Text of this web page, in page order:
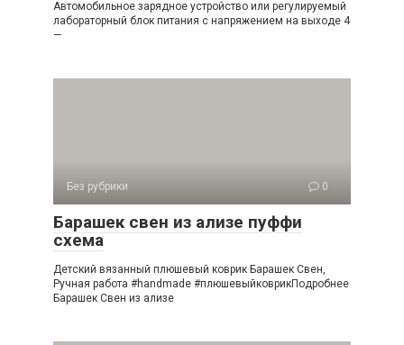
Автомобильное зарядное устройство или регулируемый
лабораторный блок питания с напряжением на выходе 4
—
Без рубрики 0
Барашек свен из ализе пуффи
схема
Детский вязанный плюшевый коврик Барашек Свен,
Ручная работа #handmade #плюшевыйковрикПодробнее
Барашек Свен из ализе